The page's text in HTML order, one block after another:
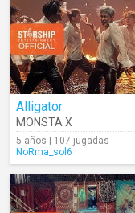
Alligator
MONSTA X
5 años | 107 jugadas
NoRma_sol6